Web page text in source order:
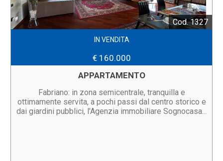
Cod. 1327
IN VENDITA
€ 160.000
APPARTAMENTO
Fabriano: in zona semicentrale, tranquilla e
ottimamente servita, a pochi passi dal centro storico e
dai giardini pubblici, l'Agenzia immobiliare Sognocasa...